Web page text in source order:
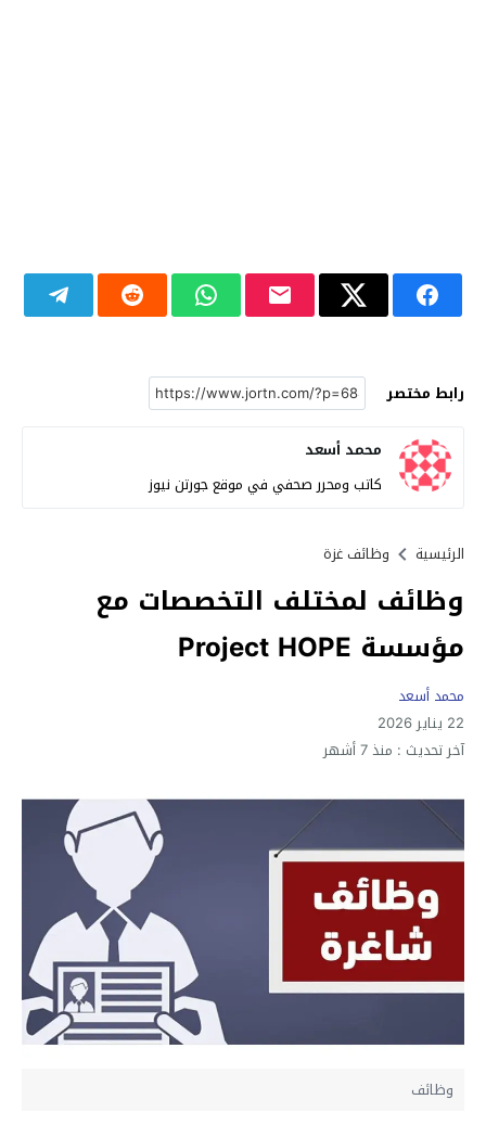
رابط مختصر
محمد أسعد
كاتب ومحرر صحفي في موقع جورتن نيوز
الرئيسية وظائف غزة
وظائف لمختلف التخصصات مع
مؤسسة Project HOPE
محمد أسعد
22 يناير 2026
آخر تحديث : منذ 7 أشهر
وظائف